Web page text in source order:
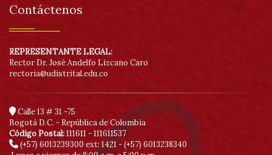
Contáctenos
REPRESENTANTE LEGAL:
Rector Dr. José Andelfo Lizcano Caro
rectoria@udistrital.edu.co
Calle 13 # 31 -75
Bogotá D.C. - República de Colombia
Código Postal:111611 - 111611537
(+57) 6013239300 ext: 1421 - (+57) 6013238340